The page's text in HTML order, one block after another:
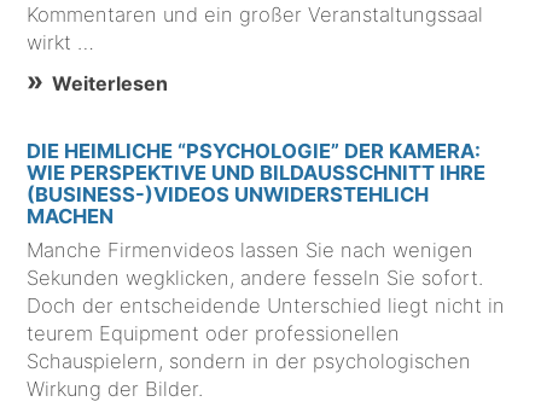
Kommentaren und ein großer Veranstaltungssaal
wirkt …
Weiterlesen
DIE HEIMLICHE “PSYCHOLOGIE” DER KAMERA:
WIE PERSPEKTIVE UND BILDAUSSCHNITT IHRE
(BUSINESS-)VIDEOS UNWIDERSTEHLICH
MACHEN
Manche Firmenvideos lassen Sie nach wenigen
Sekunden wegklicken, andere fesseln Sie sofort.
Doch der entscheidende Unterschied liegt nicht in
teurem Equipment oder professionellen
Schauspielern, sondern in der psychologischen
Wirkung der Bilder.